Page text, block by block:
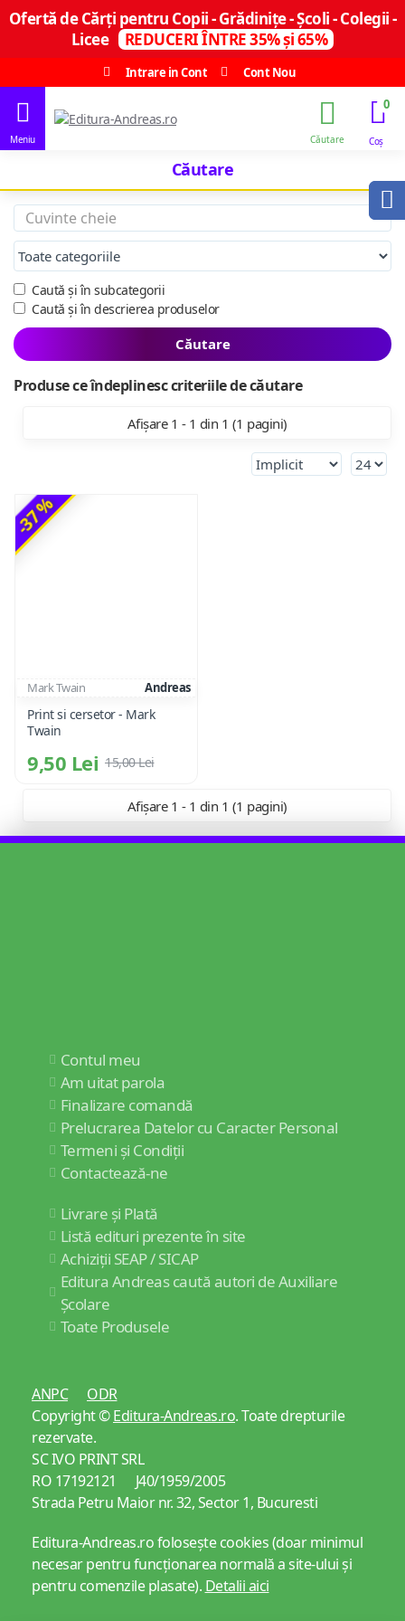
Ofertă de Cărți pentru Copii - Grădinițe - Școli - Colegii -
Licee
REDUCERI ÎNTRE 35% și 65%
Intrare in Cont
Cont Nou
0
Căutare
Caută și în subcategorii
Caută și în descrierea produselor
Căutare
Produse ce îndeplinesc criteriile de căutare
Afișare 1 - 1 din 1 (1 pagini)
-37 %
Mark Twain Andreas
Print si cersetor - Mark
Twain
9,50 Lei 15,00 Lei
Afișare 1 - 1 din 1 (1 pagini)
Contul meu
Am uitat parola
Finalizare comandă
Prelucrarea Datelor cu Caracter Personal
Termeni și Condiții
Contactează-ne
Livrare și Plată
Listă edituri prezente în site
Achiziții SEAP / SICAP
Editura Andreas caută autori de Auxiliare
Școlare
Toate Produsele
ANPC
ODR
Copyright ©Editura-Andreas.ro. Toate drepturile
rezervate.
SC IVO PRINT SRL
RO 17192121 J40/1959/2005
Strada Petru Maior nr. 32, Sector 1, Bucuresti
Editura-Andreas.ro folosește cookies (doar minimul
necesar pentru funcționarea normală a site-ului și
pentru comenzile plasate). Detalii aici